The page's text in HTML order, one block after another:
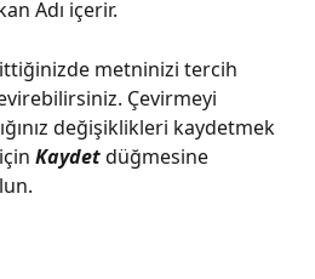
Adı içerir.
metninizi tercih
Çevirmeyi
değişiklikleri kaydetmek
Kaydet düğmesine